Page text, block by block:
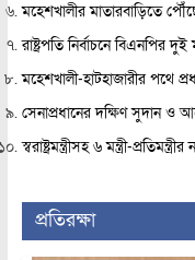
মহেশখালীর মাতারবাড়িতে
রাষ্ট্রপতি নির্বাচনে বিএনপির
মহেশখালী-হাটহাজারীর পথে
সেনাপ্রধানের দক্ষিণ সুদান
স্বরাষ্ট্রমন্ত্রীসহ ৬ মন্ত্রী-
প্রতিরক্ষা